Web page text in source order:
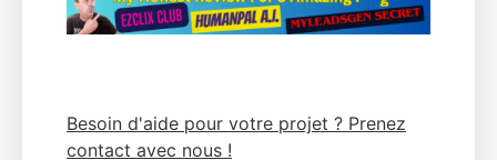
Besoin d'aide pour votre projet ? Prenez
contact avec nous !